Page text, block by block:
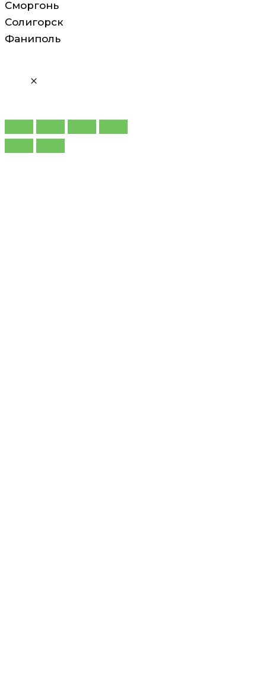
Сморгонь
Солигорск
Фаниполь